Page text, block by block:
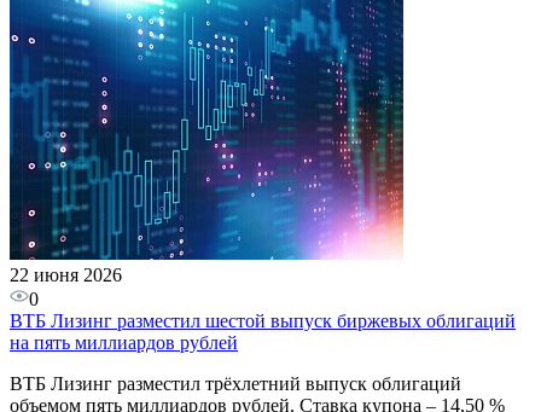
22 июня 2026
0
ВТБ Лизинг разместил шестой выпуск биржевых облигаций
на пять миллиардов рублей
ВТБ Лизинг разместил трёхлетний выпуск облигаций
объемом пять миллиардов рублей. Ставка купона – 14,50 %